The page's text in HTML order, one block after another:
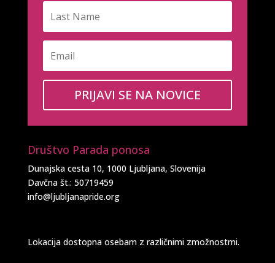
PRIJAVI SE NA NOVICE
Društvo Parada ponosa
Dunajska cesta 10, 1000 Ljubljana, Slovenija
Davčna št.: 50719459
info@ljubljanapride.org
Lokacija dostopna osebam z različnimi zmožnostmi.